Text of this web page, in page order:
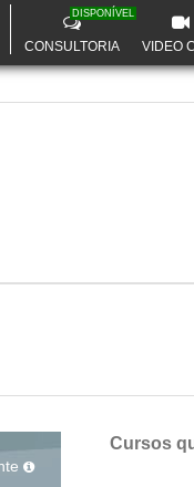
CONSULTORIA
DISPONÍVEL
VIDEO
Cursos